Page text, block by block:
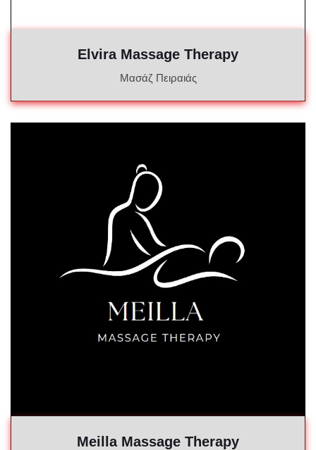
Elvira Massage Therapy
Μασάζ Πειραιάς
Meilla Massage Therapy